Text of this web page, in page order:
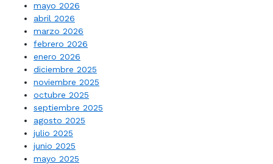
mayo 2026
abril 2026
marzo 2026
febrero 2026
enero 2026
diciembre 2025
noviembre 2025
octubre 2025
septiembre 2025
agosto 2025
julio 2025
junio 2025
mayo 2025